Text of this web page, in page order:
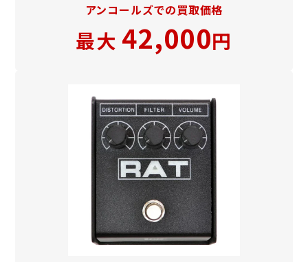
アンコールズでの買取価格
最大 42,000円